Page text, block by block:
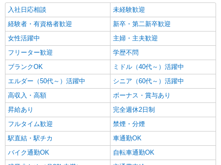
入社日応相談
未経験歓迎
経験者・有資格者歓迎
新卒・第二新卒歓迎
女性活躍中
主婦・主夫歓迎
フリーター歓迎
学歴不問
ブランクOK
ミドル（40代～）活躍中
エルダー（50代～）活躍中
シニア（60代～）活躍中
高収入・高額
ボーナス・賞与あり
昇給あり
完全週休2日制
フルタイム歓迎
禁煙・分煙
駅直結・駅チカ
車通勤OK
バイク通勤OK
自転車通勤OK